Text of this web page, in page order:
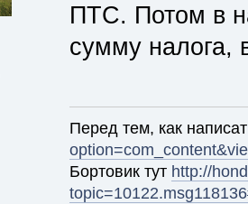
ПТС. Потом в
сумму налога,
Перед тем, как
Бортовик тут http://